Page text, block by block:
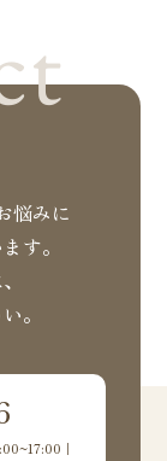
悩みに
す。
。
｜